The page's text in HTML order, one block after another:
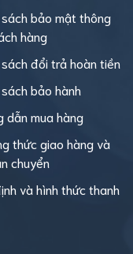
sách bảo mật thông
hàng
sách đổi trả hoàn tiền
bảo hành
dẫn mua hàng
thức giao hàng và
chuyển
và hình thức thanh